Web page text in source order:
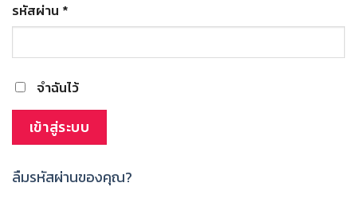
รหัสผ่าน *
จำฉันไว้
เข้าสู่ระบบ
ลืมรหัสผ่านของคุณ?